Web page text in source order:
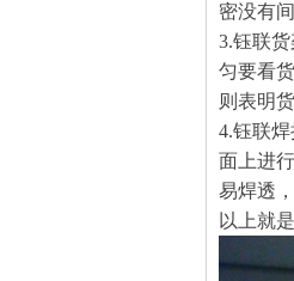
密没有
3.钰联货
匀要看
则表明
4.钰联焊
面上进
易焊透
以上就